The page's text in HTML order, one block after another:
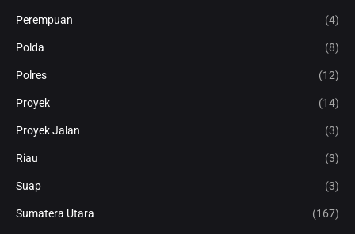
Perempuan (4)
Polda (8)
Polres (12)
Proyek (14)
Proyek Jalan (3)
Riau (3)
Suap (3)
Sumatera Utara (167)